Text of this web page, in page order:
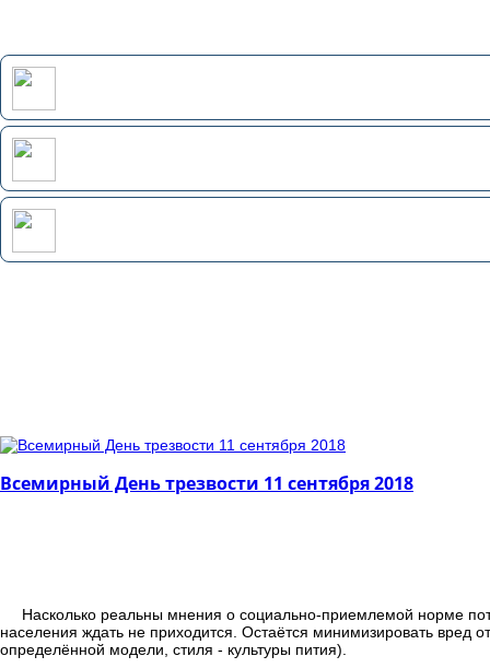
Всемирный День трезвости 11 сентября 2018
Насколько реальны мнения о социально-приемлемой норме
населения ждать не приходится. Остаётся минимизировать вред
определённой модели, стиля - культуры пития).